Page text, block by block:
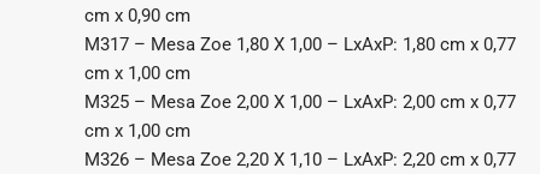
cm x 0,90 cm
M317 – Mesa Zoe 1,80 X 1,00 – LxAxP: 1,80 cm x 0,77
cm x 1,00 cm
M325 – Mesa Zoe 2,00 X 1,00 – LxAxP: 2,00 cm x 0,77
cm x 1,00 cm
M326 – Mesa Zoe 2,20 X 1,10 – LxAxP: 2,20 cm x 0,77